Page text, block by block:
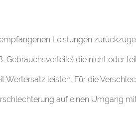
Leistungen
Gebrauchsvorteile) die nicht oder
leisten. Für die
auf einen Umgang